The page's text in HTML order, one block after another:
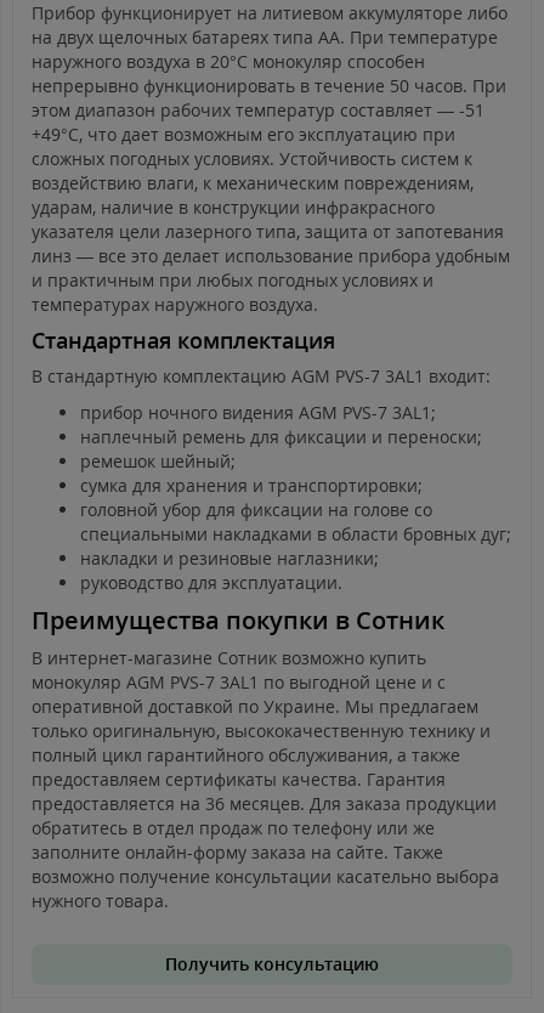
Прибор функционирует на литиевом аккумуляторе либо
на двух щелочных батареях типа АА. При температуре
наружного воздуха в 20°C монокуляр способен
непрерывно функционировать в течение 50 часов. При
этом диапазон рабочих температур составляет — -51
+49°C, что дает возможным его эксплуатацию при
сложных погодных условиях. Устойчивость систем к
воздействию влаги, к механическим повреждениям,
ударам, наличие в конструкции инфракрасного
указателя цели лазерного типа, защита от запотевания
линз — все это делает использование прибора удобным
и практичным при любых погодных условиях и
температурах наружного воздуха.
Стандартная комплектация
В стандартную комплектацию AGM PVS-7 3AL1 входит:
прибор ночного видения AGM PVS-7 3AL1;
наплечный ремень для фиксации и переноски;
ремешок шейный;
сумка для хранения и транспортировки;
головной убор для фиксации на голове со
специальными накладками в области бровных дуг;
накладки и резиновые наглазники;
руководство для эксплуатации.
Преимущества покупки в Сотник
В интернет-магазине Сотник возможно купить
монокуляр AGM PVS-7 3AL1 по выгодной цене и с
оперативной доставкой по Украине. Мы предлагаем
только оригинальную, высококачественную технику и
полный цикл гарантийного обслуживания, а также
предоставляем сертификаты качества. Гарантия
предоставляется на 36 месяцев. Для заказа продукции
обратитесь в отдел продаж по телефону или же
заполните онлайн-форму заказа на сайте. Также
возможно получение консультации касательно выбора
нужного товара.
Получить консультацию